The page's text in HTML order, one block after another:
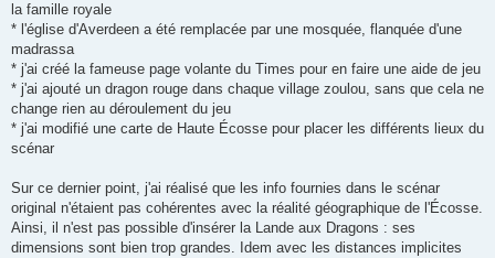
la famille royale
* l'église d'Averdeen a été remplacée par une mosquée, flanquée d'une
madrassa
* j'ai créé la fameuse page volante du Times pour en faire une aide de jeu
* j'ai ajouté un dragon rouge dans chaque village zoulou, sans que cela ne
change rien au déroulement du jeu
* j'ai modifié une carte de Haute Écosse pour placer les différents lieux du
scénar
Sur ce dernier point, j'ai réalisé que les info fournies dans le scénar
original n'étaient pas cohérentes avec la réalité géographique de l'Écosse.
Ainsi, il n'est pas possible d'insérer la Lande aux Dragons : ses
dimensions sont bien trop grandes. Idem avec les distances implicites